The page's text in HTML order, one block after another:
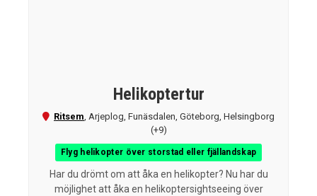
Helikoptertur
Ritsem, Arjeplog, Funäsdalen, Göteborg, Helsingborg
(+9)
Flyg helikopter över storstad eller fjällandskap
Har du drömt om att åka en helikopter? Nu har du
möjlighet att åka en helikoptersightseeing över